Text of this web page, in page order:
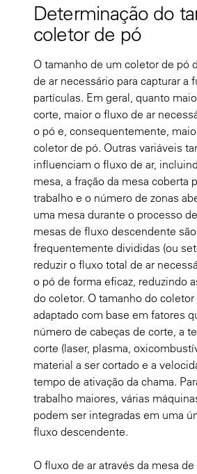
Determinação do
coletor de pó
O tamanho de um coletor de pó
de ar necessário para capturar a
partículas. Em geral, quanto
corte, maior o fluxo de ar
o pó e, consequentemente,
coletor de pó. Outras variáveis
influenciam o fluxo de ar,
mesa, a fração da mesa coberta
trabalho e o número de zonas
uma mesa durante o processo
mesas de fluxo descendente são
frequentemente divididas (ou
reduzir o fluxo total de ar
o pó de forma eficaz, reduzindo
do coletor. O tamanho do
adaptado com base em fatores
número de cabeças de corte, a
corte (laser, plasma,
material a ser cortado e a
tempo de ativação da chama.
trabalho maiores, várias
podem ser integradas em uma
fluxo descendente.
O fluxo de ar através da mesa